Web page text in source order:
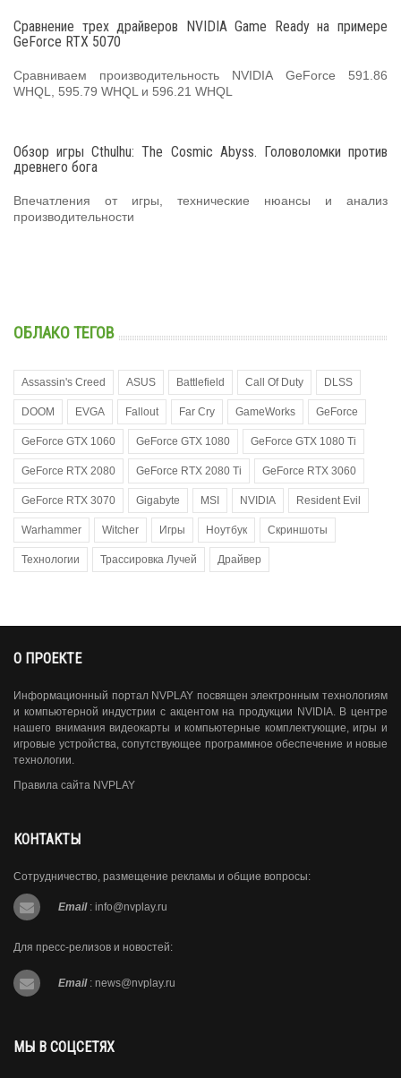
Сравнение трех драйверов NVIDIA Game Ready на примере
GeForce RTX 5070
Сравниваем производительность NVIDIA GeForce 591.86
WHQL, 595.79 WHQL и 596.21 WHQL
Обзор игры Cthulhu: The Cosmic Abyss. Головоломки против
древнего бога
Впечатления от игры, технические нюансы и анализ
производительности
ОБЛАКО ТЕГОВ
Assassin's Creed ASUS Battlefield Call Of Duty DLSS
DOOM EVGA Fallout Far Cry GameWorks GeForce
GeForce GTX 1060 GeForce GTX 1080 GeForce GTX 1080 Ti
GeForce RTX 2080 GeForce RTX 2080 Ti GeForce RTX 3060
GeForce RTX 3070 Gigabyte MSI NVIDIA Resident Evil
Warhammer Witcher Игры Ноутбук Скриншоты
Технологии Трассировка Лучей Драйвер
О ПРОЕКТЕ
Информационный портал NVPLAY посвящен электронным технологиям
и компьютерной индустрии с акцентом на продукции NVIDIA. В центре
нашего внимания видеокарты и компьютерные комплектующие, игры и
игровые устройства, сопутствующее программное обеспечение и новые
технологии.
Правила сайта NVPLAY
КОНТАКТЫ
Сотрудничество, размещение рекламы и общие вопросы:
Email : info@nvplay.ru
Для пресс-релизов и новостей:
Email : news@nvplay.ru
МЫ В СОЦСЕТЯХ